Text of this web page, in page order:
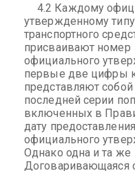
4.2 Каждому
утвержденному типу
транспортного
присваивают номер
официального
первые две цифры
представляют
последней серии
включенных в
дату предоставления
официального
Однако одна и та же
Договаривающаяся